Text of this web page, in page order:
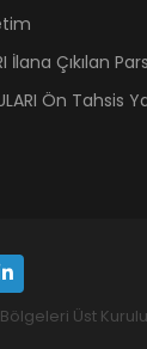
İlana Çıkılan
Ön Tahsis
Üst